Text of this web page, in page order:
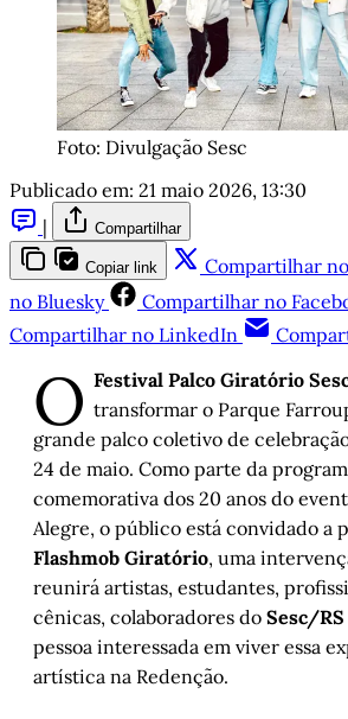
Foto: Divulgação Sesc
Publicado em: 21 maio 2026, 13:30
|
Compartilhar
Copiar link Compartilhar
no Bluesky
Compartilhar no
Compartilhar no LinkedIn
O Festival Palco Giratório
transformar o Parque
grande palco coletivo de
24 de maio. Como parte da
comemorativa dos 20 anos do
Alegre, o público está convidado a
Flashmob Giratório, uma
reunirá artistas, estudantes,
cênicas, colaboradores do Sesc/RS
pessoa interessada em viver essa
artística na Redenção.